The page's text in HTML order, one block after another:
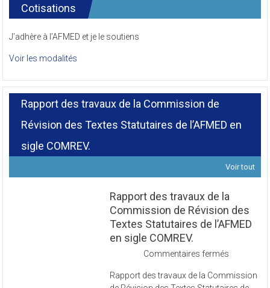
Cotisations
J’adhère à l’AFMED et je le soutiens
Voir les modalités
Rapport des travaux de la Commission de
Révision des Textes Statutaires de l’AFMED en
sigle COMREV.
Voir tout
Rapport des travaux de la
Commission de Révision des
Textes Statutaires de l’AFMED
en sigle COMREV.
Commentaires fermés
des
Rapport des travaux de la Commission